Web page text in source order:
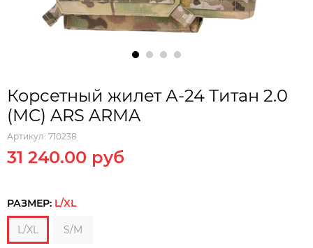
Корсетный жилет А-24 Титан 2.0
(MC) ARS ARMA
Артикул: 710238
31 240.00 руб
РАЗМЕР: L/XL
L/XL S/M